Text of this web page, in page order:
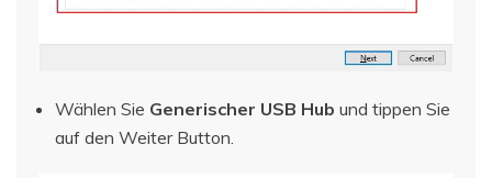
Wählen Sie Generischer USB Hub und tippen Sie
auf den Weiter Button.